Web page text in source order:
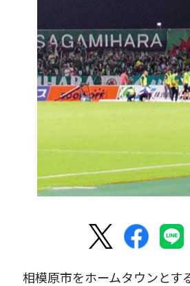
相模原市をホームタウンとす